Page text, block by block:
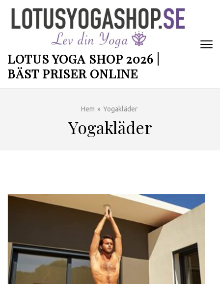
innehåll
enter)
LOTUS YOGA SHOP 2026 |
BÄST PRISER ONLINE
Hem » Yogakläder
Yogakläder